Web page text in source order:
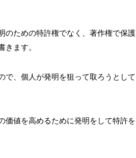
のための特許権でなく、著作権で保護
きます。
で、個人が発明を狙って取ろうとして
価値を高めるために発明をして特許を